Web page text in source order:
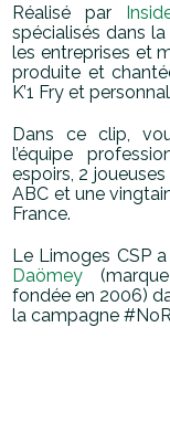
Réalisé par
spécialisés dans
les entreprises et
produite et
K’1 Fry et
Dans ce clip,
l’équipe
espoirs, 2
ABC et une
France.
Le Limoges CSP
Daömey
fondée en 2006)
la campagne